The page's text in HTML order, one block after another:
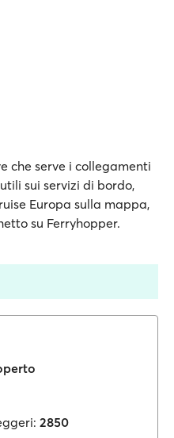
che serve i collegamenti
sui servizi di bordo,
Europa sulla mappa,
su Ferryhopper.
2850